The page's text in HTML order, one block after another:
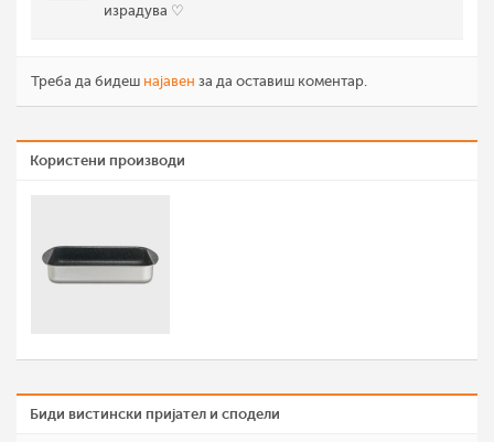
израдува ♡
Треба да бидеш најавен за да оставиш коментар.
Користени производи
Биди вистински пријател и сподели